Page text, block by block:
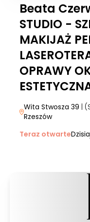
Beata
STUDIO -
MAKIJAŻ
OPRAWY
Wita Stwosza 39 |
Rzeszów
Teraz otwarte